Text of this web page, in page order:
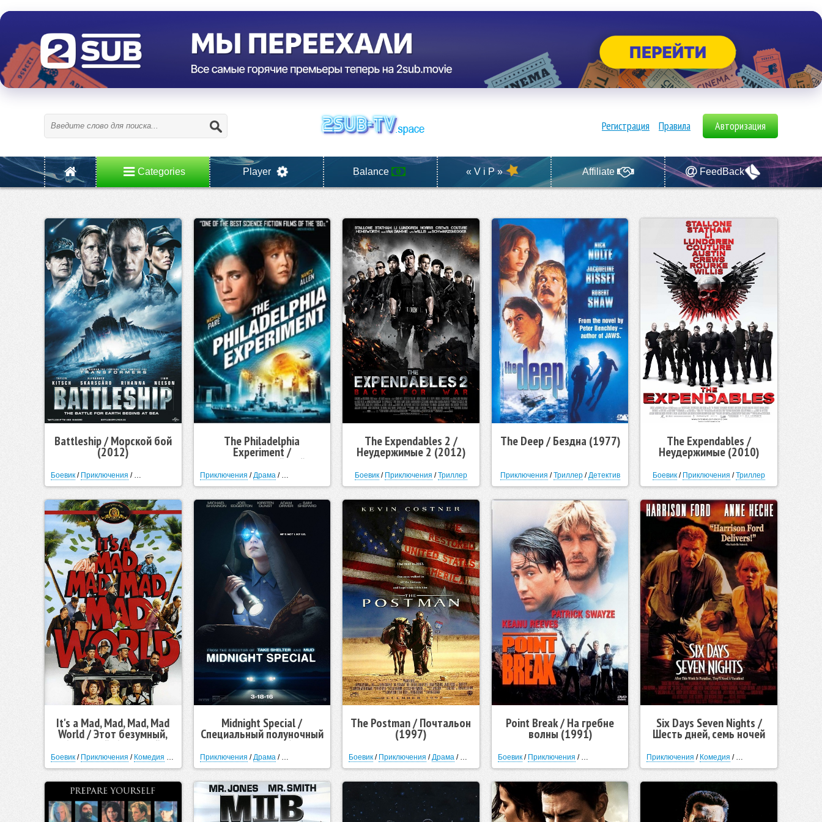
Авторизация
Правила
Регистрация
Categories Player Balance « V i P » Affiliate FeedBack
Battleship / Морской бой
(2012)
Боевик / Приключения / Фантастика Триллер
The Philadelphia
Experiment /
Филадельфийский
эксперимент (1984)
Приключения /Драма/ Фантастика Мелодрама
The Expendables 2 /
Неудержимые 2 (2012)
Боевик/ Приключения /Триллер
The Deep / Бездна (1977)
Приключения /Триллер/Детектив
The Expendables /
Неудержимые (2010)
Боевик / Приключения /Триллер
It's a Mad, Mad, Mad, Mad
World / Этот безумный,
безумный, безумный,
Боевик / Приключения / Комедия Криминал
Midnight Special /
Специальный полуночный
выпуск (2016)
Приключения / Драма / Триллер
The Postman / Почтальон
(1997)
Боевик / Приключения / Драма / Фантастика
Point Break / На гребне
волны (1991)
Боевик/ Приключения / Спортивный/Триллер
Six Days Seven Nights /
Шесть дней, семь ночей
(1998)
Приключения / Комедия /